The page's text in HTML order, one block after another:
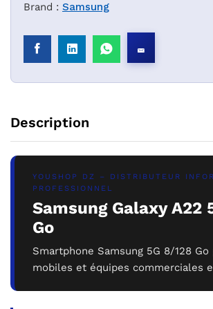
Brand : Samsung
Description
YOUSHOP DZ – DISTRIBUTEUR
PROFESSIONNEL
Samsung Galaxy A22
Go
Smartphone Samsung 5G 8/128
mobiles et équipes commerciales